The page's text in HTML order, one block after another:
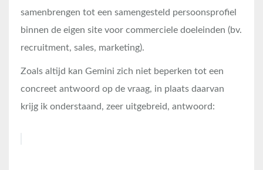
samenbrengen tot een samengesteld persoonsprofiel
binnen de eigen site voor commerciele doeleinden (bv.
recruitment, sales, marketing).
Zoals altijd kan Gemini zich niet beperken tot een
concreet antwoord op de vraag, in plaats daarvan
krijg ik onderstaand, zeer uitgebreid, antwoord: